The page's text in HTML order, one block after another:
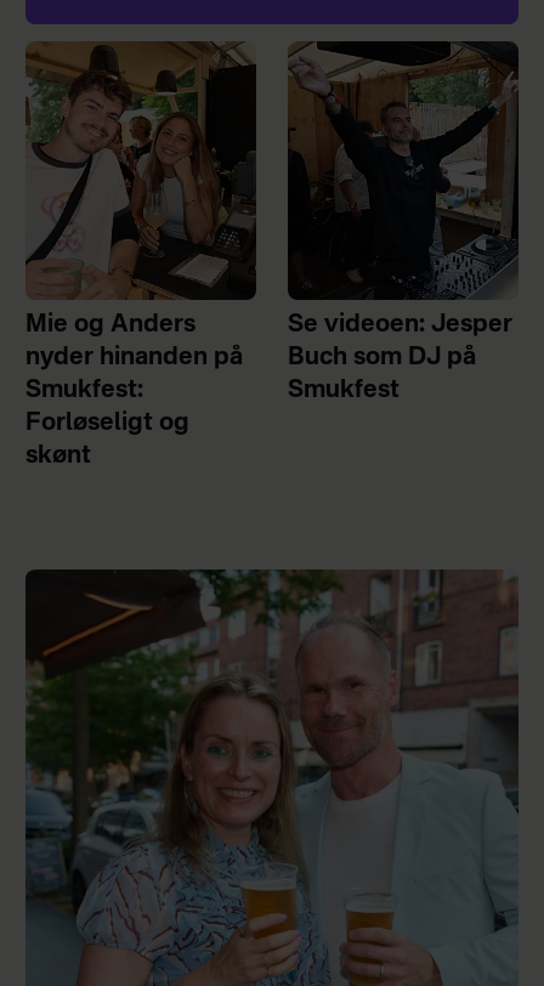
Mie og Anders
nyder hinanden på
Smukfest:
Forløseligt og
skønt
Se videoen: Jesper
Buch som DJ på
Smukfest